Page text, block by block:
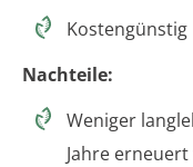
Kostengünstig
Nachteile:
Weniger
Jahre